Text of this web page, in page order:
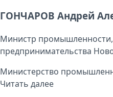
ГОНЧАРОВ Андрей
Министр промышленности,
предпринимательства
Министерство
Читать далее